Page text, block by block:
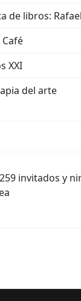
de libros:
Café
XXI
del arte
invitados y